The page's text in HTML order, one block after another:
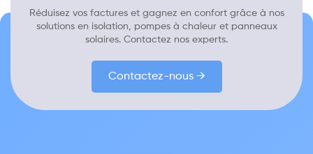
Réduisez vos factures et gagnez en confort grâce à nos
solutions en isolation, pompes à chaleur et panneaux
solaires. Contactez nos experts.
Contactez-nous →